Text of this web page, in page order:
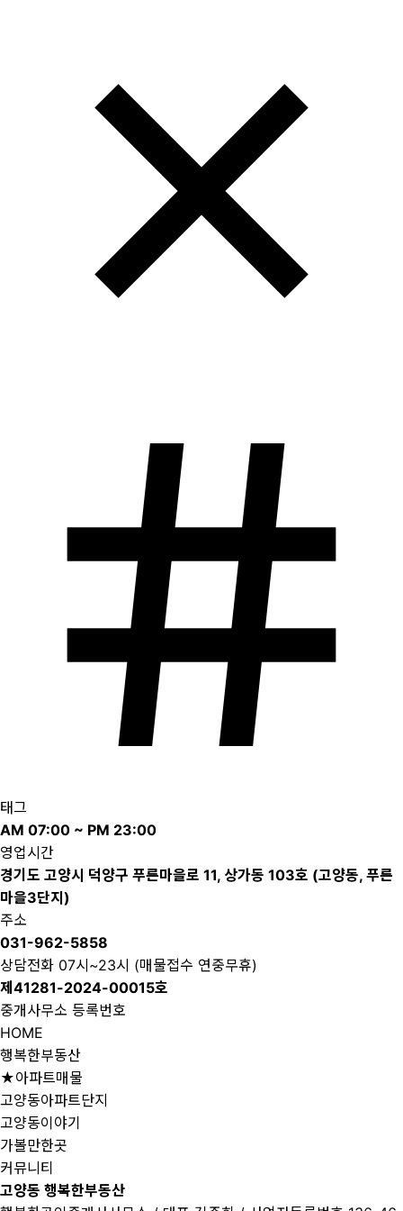
태그
AM 07:00 ~ PM 23:00
영업시간
경기도 고양시 덕양구 푸른마을로 11, 상가동 103호 (고양동, 푸른
마을3단지)
주소
031-962-5858
상담전화 07시~23시 (매물접수 연중무휴)
제41281-2024-00015호
중개사무소 등록번호
HOME
행복한부동산
★아파트매물
고양동아파트단지
고양동이야기
가볼만한곳
커뮤니티
고양동 행복한부동산